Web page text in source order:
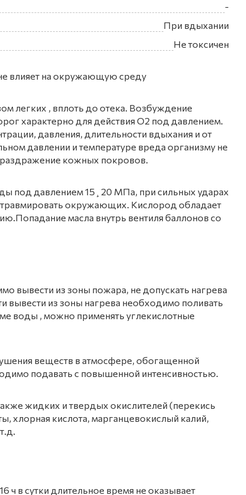
-
При вдыхании
Не токсичен
влияет на окружающую среду
легких , вплоть до отека. Возбуждение
характерно для действия О2 под давлением.
давления, длительности вдыхания и от
давлении и температуре вреда организму не
кожных покровов.
под давлением 15¸20 МПа, при сильных ударах
окружающих. Кислород обладает
масла внутрь вентиля баллонов со
вывести из зоны пожара, не допускать нагрева
из зоны нагрева необходимо поливать
воды , можно применять углекислотные
веществ в атмосфере, обогащенной
подавать с повышенной интенсивностью.
жидких и твердых окислителей (перекись
хлорная кислота, марганцевокислый калий,
ч в сутки длительное время не оказывает